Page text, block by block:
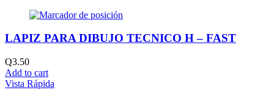
LAPIZ PARA DIBUJO TECNICO H – FAST
Q3.50
Add to cart
Vista Rápida